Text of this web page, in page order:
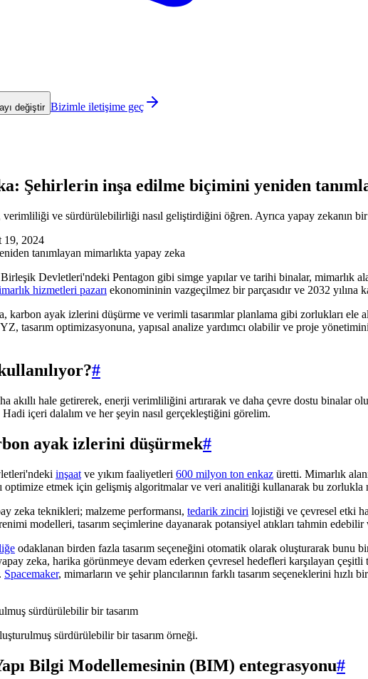
değiştir Bizimle iletişime geç
Şehirlerin inşa edilme biçimini yeniden
verimliliği ve sürdürülebilirliği nasıl geliştirdiğini öğren. Ayrıca yapay zekanın
19, 2024
Devletleri'ndeki Pentagon gibi simge yapılar ve tarihi binalar, mimarlık
hizmetleri pazarı ekonomininin vazgeçilmez bir parçasıdır ve 2032 yılına
karbon ayak izlerini düşürme ve verimli tasarımlar planlama gibi zorlukları ele
tasarım optimizasyonuna, yapısal analize yardımcı olabilir ve proje
#
akıllı hale getirerek, enerji verimliliğini artırarak ve daha çevre dostu binalar
içeri dalalım ve her şeyin nasıl gerçekleştiğini görelim.
ayak izlerini düşürmek#
inşaat ve yıkım faaliyetleri 600 milyon ton enkaz üretti. Mimarlık
optimize etmek için gelişmiş algoritmalar ve veri analitiği kullanarak bu
zeka teknikleri; malzeme performansı, tedarik zinciri lojistiği ve çevresel etki
modelleri, tasarım seçimlerine dayanarak potansiyel atıkları tahmin edebilir
odaklanan birden fazla tasarım seçeneğini otomatik olarak oluşturarak bunu
zeka, harika görünmeye devam ederken çevresel hedefleri karşılayan
Spacemaker, mimarların ve şehir plancılarının farklı tasarım seçeneklerini
sürdürülebilir bir tasarım örneği.
Bilgi Modellemesinin (BIM) entegrasyonu#